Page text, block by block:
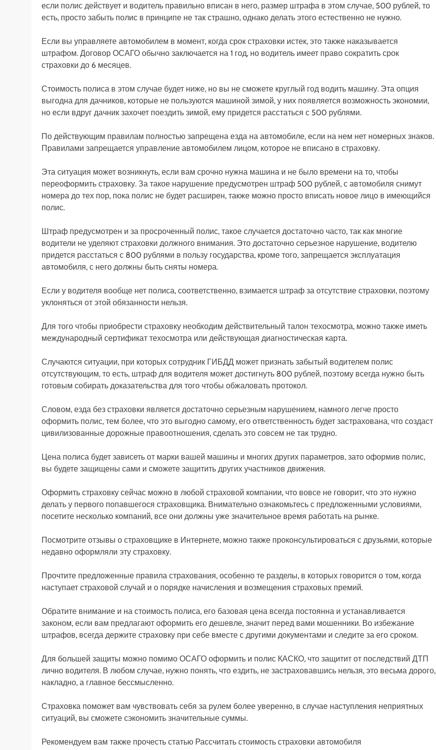
если полис действует и водитель правильно вписан в него, размер штрафа в этом случае, 500 рублей, то
есть, просто забыть полис в принципе не так страшно, однако делать этого естественно не нужно.
Если вы управляете автомобилем в момент, когда срок страховки истек, это также наказывается
штрафом. Договор ОСАГО обычно заключается на 1 год, но водитель имеет право сократить срок
страховки до 6 месяцев.
Стоимость полиса в этом случае будет ниже, но вы не сможете круглый год водить машину. Эта опция
выгодна для дачников, которые не пользуются машиной зимой, у них появляется возможность экономии,
но если вдруг дачник захочет поездить зимой, ему придется расстаться с 500 рублями.
По действующим правилам полностью запрещена езда на автомобиле, если на нем нет номерных знаков.
Правилами запрещается управление автомобилем лицом, которое не вписано в страховку.
Эта ситуация может возникнуть, если вам срочно нужна машина и не было времени на то, чтобы
переоформить страховку. За такое нарушение предусмотрен штраф 500 рублей, с автомобиля снимут
номера до тех пор, пока полис не будет расширен, также можно просто вписать новое лицо в имеющийся
полис.
Штраф предусмотрен и за просроченный полис, такое случается достаточно часто, так как многие
водители не уделяют страховки должного внимания. Это достаточно серьезное нарушение, водителю
придется расстаться с 800 рублями в пользу государства, кроме того, запрещается эксплуатация
автомобиля, с него должны быть сняты номера.
Если у водителя вообще нет полиса, соответственно, взимается штраф за отсутствие страховки, поэтому
уклоняться от этой обязанности нельзя.
Для того чтобы приобрести страховку необходим действительный талон техосмотра, можно также иметь
международный сертификат техосмотра или действующая диагностическая карта.
Случаются ситуации, при которых сотрудник ГИБДД может признать забытый водителем полис
отсутствующим, то есть, штраф для водителя может достигнуть 800 рублей, поэтому всегда нужно быть
готовым собирать доказательства для того чтобы обжаловать протокол.
Словом, езда без страховки является достаточно серьезным нарушением, намного легче просто
оформить полис, тем более, что это выгодно самому, его ответственность будет застрахована, что создаст
цивилизованные дорожные правоотношения, сделать это совсем не так трудно.
Цена полиса будет зависеть от марки вашей машины и многих других параметров, зато оформив полис,
вы будете защищены сами и сможете защитить других участников движения.
Оформить страховку сейчас можно в любой страховой компании, что вовсе не говорит, что это нужно
делать у первого попавшегося страховщика. Внимательно ознакомьтесь с предложенными условиями,
посетите несколько компаний, все они должны уже значительное время работать на рынке.
Посмотрите отзывы о страховщике в Интернете, можно также проконсультироваться с друзьями, которые
недавно оформляли эту страховку.
Прочтите предложенные правила страхования, особенно те разделы, в которых говорится о том, когда
наступает страховой случай и о порядке начисления и возмещения страховых премий.
Обратите внимание и на стоимость полиса, его базовая цена всегда постоянна и устанавливается
законом, если вам предлагают оформить его дешевле, значит перед вами мошенники. Во избежание
штрафов, всегда держите страховку при себе вместе с другими документами и следите за его сроком.
Для большей защиты можно помимо ОСАГО оформить и полис КАСКО, что защитит от последствий ДТП
лично водителя. В любом случае, нужно понять, что ездить, не застраховавшись нельзя, это весьма дорого,
накладно, а главное бессмысленно.
Страховка поможет вам чувствовать себя за рулем более уверенно, в случае наступления неприятных
ситуаций, вы сможете сэкономить значительные суммы.
Рекомендуем вам также прочесть статью Рассчитать стоимость страховки автомобиля